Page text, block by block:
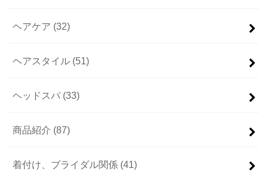
ヘアケア (32)
ヘアスタイル (51)
ヘッドスパ (33)
商品紹介 (87)
着付け、ブライダル関係 (41)